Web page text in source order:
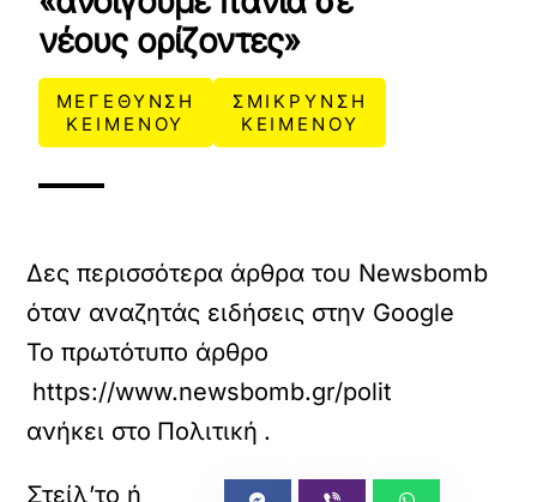
νέους ορίζοντες»
ΜΕΓΕΘΥΝΣΗ
ΚΕΙΜΕΝΟΥ
ΣΜΙΚΡΥΝΣΗ
ΚΕΙΜΕΝΟΥ
Δες περισσότερα άρθρα του Newsbomb
όταν αναζητάς ειδήσεις στην Google
Το πρωτότυπο άρθρο
https://www.newsbomb.gr/politikh/story/
ανήκει στο Πολιτική .